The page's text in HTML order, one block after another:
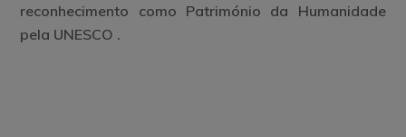
reconhecimento como Património da Humanidade
pela UNESCO .